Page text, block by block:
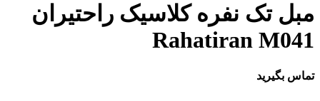
مبل تک نفره کلاسیک راحتیران
Rahatiran M041
تماس بگیرید